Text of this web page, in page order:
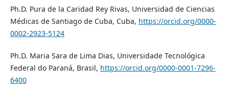
Ph.D. Pura de la Caridad Rey Rivas, Universidad de Ciencias
Médicas de Santiago de Cuba, Cuba, https://orcid.org/0000-
0002-2923-5124
Ph.D. Maria Sara de Lima Dias, Universidade Tecnológica
Federal do Paraná, Brasil, https://orcid.org/0000-0001-7296-
6400